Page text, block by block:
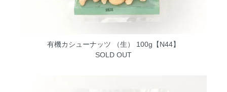
有機カシューナッツ （生） 100g【N44】
SOLD OUT